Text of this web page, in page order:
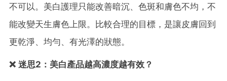
不可以。美白護理只能改善暗沉、色斑和膚色不均，不
能改變天生膚色上限。比較合理的目標，是讓皮膚回到
更乾淨、均勻、有光澤的狀態。
❌ 迷思2：美白產品越高濃度越有效？